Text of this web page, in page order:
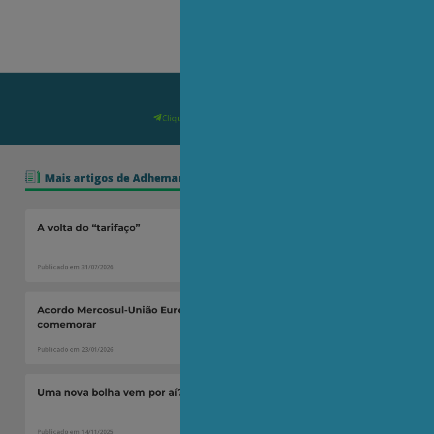
Clique aqui para receber matérias e artigos da AEPET em primeira
Mais artigos de Adhemar Mineiro
A volta do “tarifaço”
Publicado em 31/07/2026
Movimentos
Acordo Mercosul-União Europeia: nada a
comemorar
Publicado em 23/01/2026
Uma América
Uma nova bolha vem por aí?
Publicado em 14/11/2025
Oportunidades